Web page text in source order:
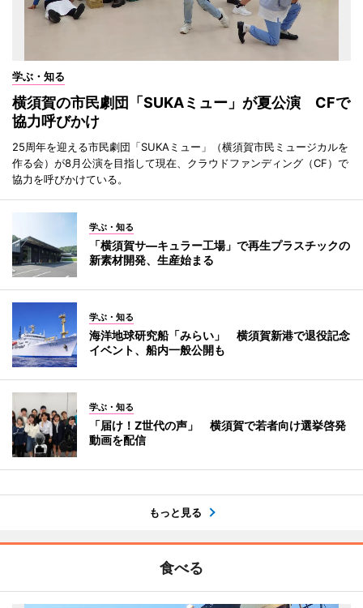
学ぶ・知る
横須賀の市民劇団「SUKAミュー」が夏公演 CFで
協力呼びかけ
25周年を迎える市民劇団「SUKAミュー」（横須賀市民ミュージカルを
作る会）が8月公演を目指して現在、クラウドファンディング（CF）で
協力を呼びかけている。
学ぶ・知る
「横須賀サ―キュラー工場」で再生プラスチックの
新素材開発、生産始まる
学ぶ・知る
海洋地球研究船「みらい」 横須賀新港で退役記念
イベント、船内一般公開も
学ぶ・知る
「届け！Z世代の声」 横須賀で若者向け選挙啓発
動画を配信
もっと見る
食べる